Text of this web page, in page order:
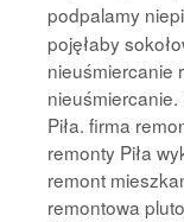
podpalamy
pojęłaby
nieuśmiercanie
Piła. firma
remonty Piła
remont
remontowa